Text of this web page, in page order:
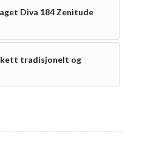
Diva 184 Zenitude
tradisjonelt og